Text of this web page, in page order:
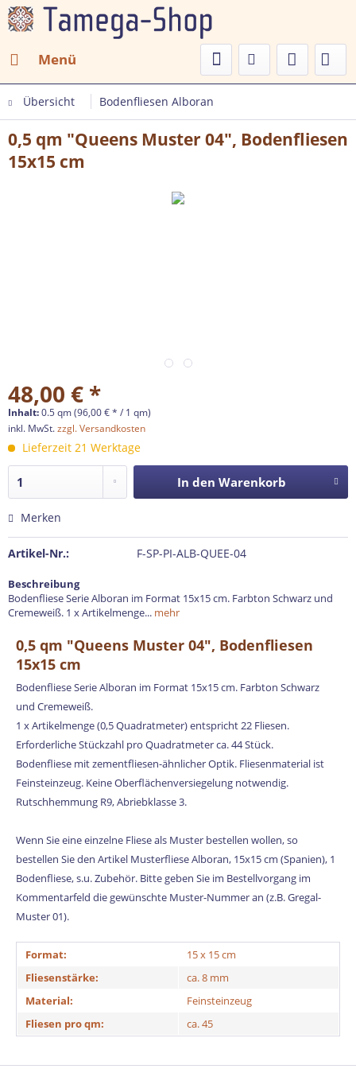
Menü
Übersicht Bodenfliesen Alboran
0,5 qm "Queens Muster 04", Bodenfliesen
15x15 cm
48,00 € *
Inhalt:0.5 qm (96,00 € * / 1 qm)
inkl. MwSt.zzgl. Versandkosten
Lieferzeit 21 Werktage
In den Warenkorb
Merken
Artikel-Nr.: F-SP-PI-ALB-QUEE-04
Beschreibung
Bodenfliese Serie Alboran im Format 15x15 cm. Farbton Schwarz und
Cremeweiß. 1 x Artikelmenge... mehr
0,5 qm "Queens Muster 04", Bodenfliesen
15x15 cm
Bodenfliese Serie Alboran im Format 15x15 cm. Farbton Schwarz
und Cremeweiß.
1 x Artikelmenge (0,5 Quadratmeter) entspricht 22 Fliesen.
Erforderliche Stückzahl pro Quadratmeter ca. 44 Stück.
Bodenfliese mit zementfliesen-ähnlicher Optik. Fliesenmaterial ist
Feinsteinzeug. Keine Oberflächenversiegelung notwendig.
Rutschhemmung R9, Abriebklasse 3.
Wenn Sie eine einzelne Fliese als Muster bestellen wollen, so
bestellen Sie den Artikel Musterfliese Alboran, 15x15 cm (Spanien), 1
Bodenfliese, s.u. Zubehör. Bitte geben Sie im Bestellvorgang im
Kommentarfeld die gewünschte Muster-Nummer an (z.B. Gregal-
Muster 01).
Format:
15 x 15 cm
Fliesenstärke:
ca. 8 mm
Material:
Feinsteinzeug
Fliesen pro qm:
ca. 45